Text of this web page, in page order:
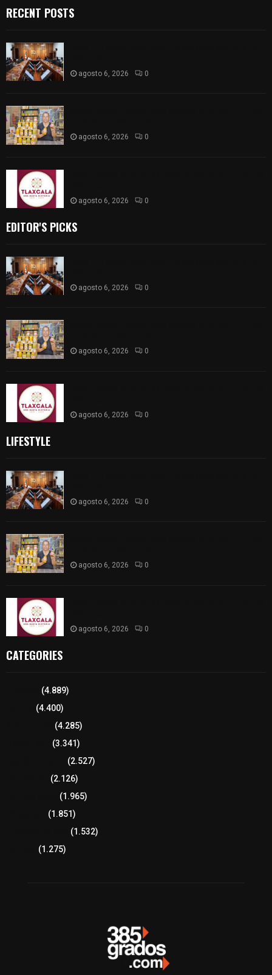
RECENT POSTS
agosto 6, 2026 0
agosto 6, 2026 0
agosto 6, 2026 0
EDITOR'S PICKS
agosto 6, 2026 0
agosto 6, 2026 0
agosto 6, 2026 0
LIFESTYLE
agosto 6, 2026 0
agosto 6, 2026 0
agosto 6, 2026 0
CATEGORIES
(4.889)
(4.400)
(4.285)
(3.341)
(2.527)
(2.126)
(1.965)
(1.851)
(1.532)
(1.275)